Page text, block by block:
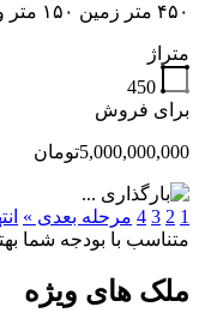
۴۵۰ متر زمین ۱۵۰ متر ویلا دوبلکس مدارک کامل نسق…
متراژ
450
برای فروش
5,000,000,000تومان
1
2
3
4 مرحله بعدی »
متناسب با بودجه شما
ملک های ویژه